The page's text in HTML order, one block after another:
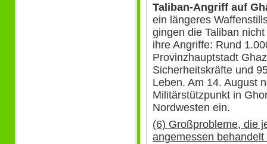
Taliban-Angriff auf
ein längeres
gingen die Taliban
ihre Angriffe: Rund
Provinzhauptstadt
Sicherheitskräfte und
Leben. Am 14. August
Militärstützpunkt in
Nordwesten ein.
(6) Großprobleme, die
angemessen